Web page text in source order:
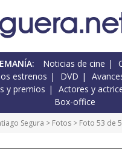
Noticias de cine
estrenos
DVD
y premios
Actores y
Box-office
Segura > Fotos > Foto 53 de